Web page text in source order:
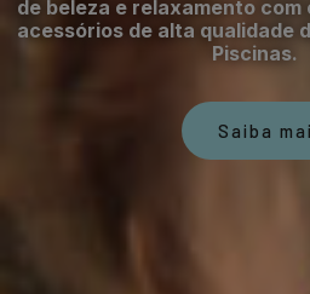
de beleza e relaxamento
acessórios de alta qualidade
Piscinas.
Saiba